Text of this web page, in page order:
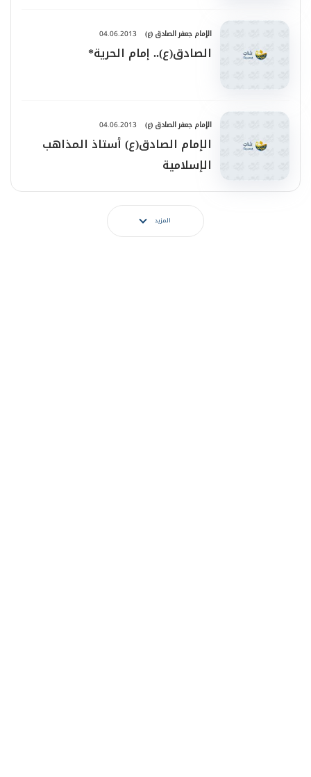
الإمام جعفر الصادق (ع) 04.06.2013
الصادق(ع).. إمام الحرية*
الإمام جعفر الصادق (ع) 04.06.2013
الإمام الصادق(ع) أستاذ المذاهب
الإسلامية
المزيد